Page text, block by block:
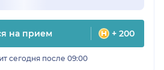
на прием + 200
сегодня после 09:00